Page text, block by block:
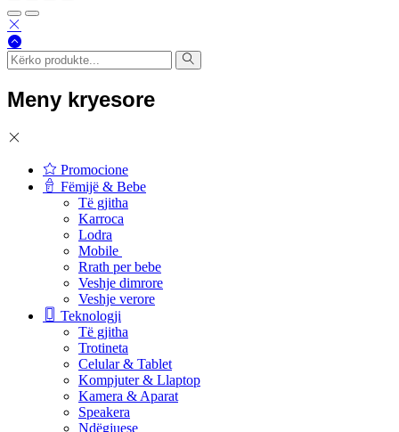
Meny kryesore
Promocione
Fëmijë & Bebe
Të gjitha
Karroca
Lodra
Mobile
Rrath per bebe
Veshje dimrore
Veshje verore
Teknologji
Të gjitha
Trotineta
Celular & Tablet
Kompjuter & Llaptop
Kamera & Aparat
Speakera
Ndëgjuese